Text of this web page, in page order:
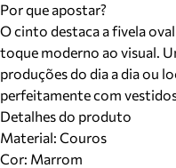
Por que apostar?
O cinto destaca a fivela
toque moderno ao visual.
produções do dia a dia ou
perfeitamente com
Detalhes do produto
Material: Couros
Cor: Marrom